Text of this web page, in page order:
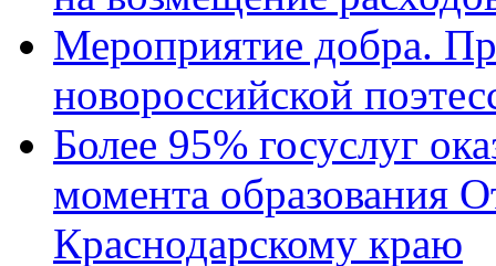
Мероприятие добра.
новороссийской
Более 95% госуслуг
момента образования
Краснодарскому краю